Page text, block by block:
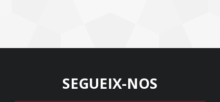
SEGUEIX-NOS